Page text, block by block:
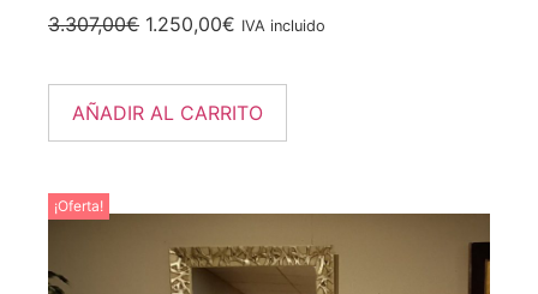
3.307,00€ 1.250,00€ IVA incluido
AÑADIR AL CARRITO
¡Oferta!